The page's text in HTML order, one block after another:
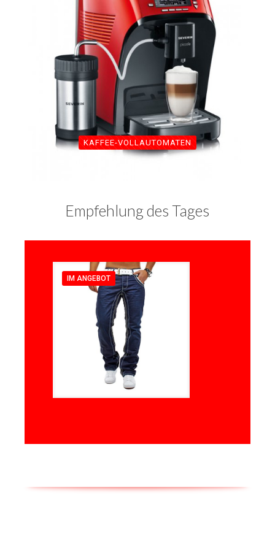
KAFFEE-VOLLAUTOMATEN
Empfehlung des Tages
IM ANGEBOT